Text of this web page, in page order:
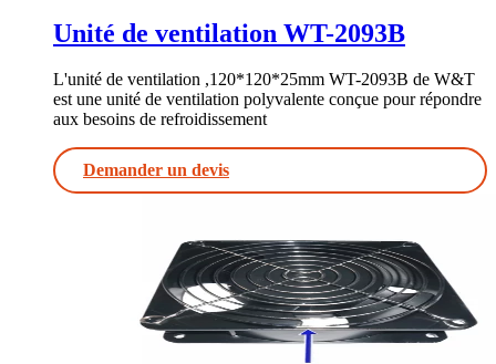
Unité de ventilation WT-2093B
L'unité de ventilation ,120*120*25mm WT-2093B de W&T
est une unité de ventilation polyvalente conçue pour répondre
aux besoins de refroidissement
Demander un devis